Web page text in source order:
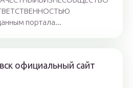
портала...
официальный сайт